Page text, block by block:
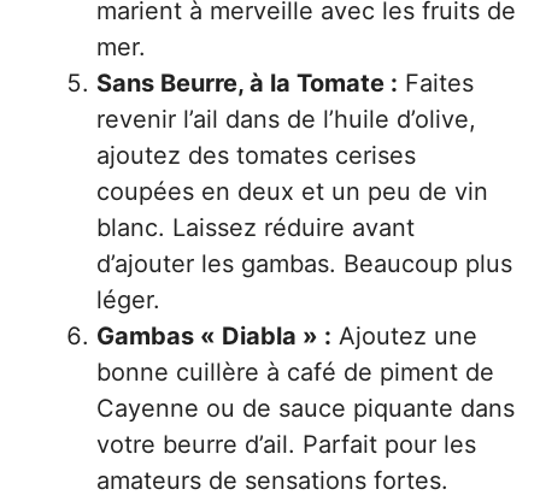
marient à merveille avec les fruits de
mer.
Sans Beurre, à la Tomate : Faites
revenir l’ail dans de l’huile d’olive,
ajoutez des tomates cerises
coupées en deux et un peu de vin
blanc. Laissez réduire avant
d’ajouter les gambas. Beaucoup plus
léger.
Gambas « Diabla » : Ajoutez une
bonne cuillère à café de piment de
Cayenne ou de sauce piquante dans
votre beurre d’ail. Parfait pour les
amateurs de sensations fortes.